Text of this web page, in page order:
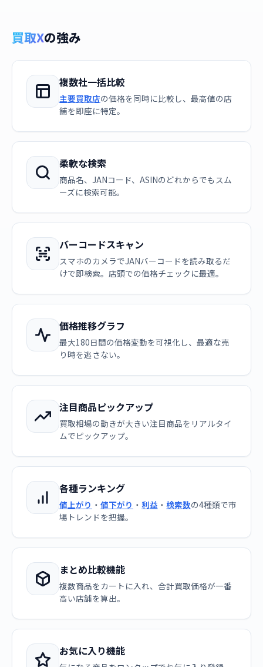
買取Xの強み
複数社一括比較
主要買取店の価格を同時に比較し、最高値の店
舗を即座に特定。
柔軟な検索
商品名、JANコード、ASINのどれからでもスム
ーズに検索可能。
バーコードスキャン
スマホのカメラでJANバーコードを読み取るだ
けで即検索。店頭での価格チェックに最適。
価格推移グラフ
最大180日間の価格変動を可視化し、最適な売
り時を逃さない。
注目商品ピックアップ
買取相場の動きが大きい注目商品をリアルタイ
ムでピックアップ。
各種ランキング
値上がり ・ 値下がり ・ 利益 ・ 検索数の4種類で市
場トレンドを把握。
まとめ比較機能
複数商品をカートに入れ、合計買取価格が一番
高い店舗を算出。
お気に入り機能